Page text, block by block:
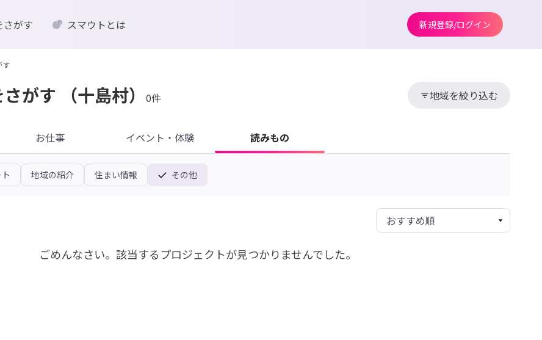
さがす スマウトとは 新規登録/ログイン
す
がす （十島村） 0件 地域を絞り込む
お仕事 イベント・体験 読みもの
地域の紹介 住まい情報 その他
ごめんなさい。 該当するプロジェクトが見つかりませんでした。